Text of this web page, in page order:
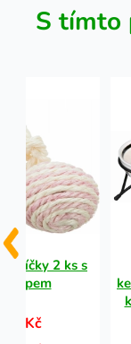
S tímto
míčky 2 ks s
62 Kč